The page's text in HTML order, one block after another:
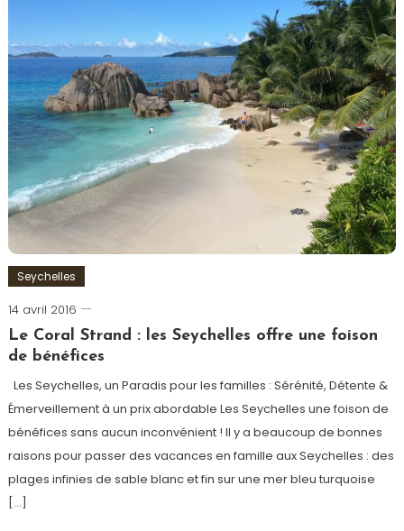
Seychelles
14 avril 2016
admin
Le Coral Strand : les Seychelles offre une foison
de bénéfices
Les Seychelles, un Paradis pour les familles : Sérénité, Détente &
Émerveillement à un prix abordable Les Seychelles une foison de
bénéfices sans aucun inconvénient ! Il y a beaucoup de bonnes
raisons pour passer des vacances en famille aux Seychelles : des
plages infinies de sable blanc et fin sur une mer bleu turquoise
[…]